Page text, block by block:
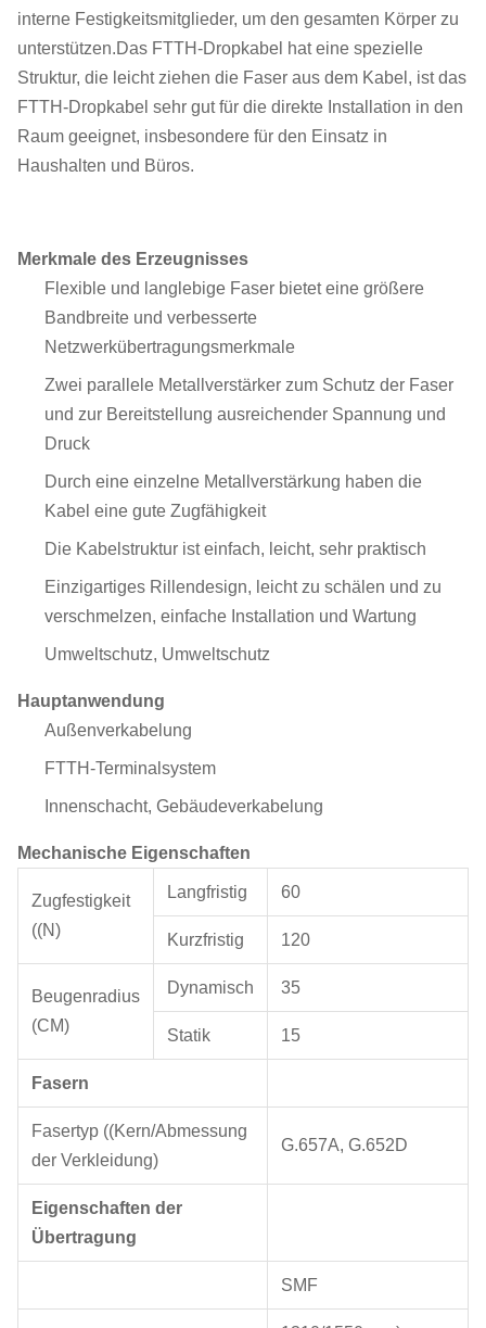
interne Festigkeitsmitglieder, um den gesamten Körper zu
unterstützen.Das FTTH-Dropkabel hat eine spezielle
Struktur, die leicht ziehen die Faser aus dem Kabel, ist das
FTTH-Dropkabel sehr gut für die direkte Installation in den
Raum geeignet, insbesondere für den Einsatz in
Haushalten und Büros.
Merkmale des Erzeugnisses
Flexible und langlebige Faser bietet eine größere
Bandbreite und verbesserte
Netzwerkübertragungsmerkmale
Zwei parallele Metallverstärker zum Schutz der Faser
und zur Bereitstellung ausreichender Spannung und
Druck
Durch eine einzelne Metallverstärkung haben die
Kabel eine gute Zugfähigkeit
Die Kabelstruktur ist einfach, leicht, sehr praktisch
Einzigartiges Rillendesign, leicht zu schälen und zu
verschmelzen, einfache Installation und Wartung
Umweltschutz, Umweltschutz
Hauptanwendung
Außenverkabelung
FTTH-Terminalsystem
Innenschacht, Gebäudeverkabelung
Mechanische Eigenschaften
Zugfestigkeit
((N)
Langfristig 60
Kurzfristig 120
Beugenradius
(CM)
Dynamisch 35
Statik 15
Fasern
Fasertyp ((Kern/Abmessung
der Verkleidung)
G.657A, G.652D
Eigenschaften der
Übertragung
SMF